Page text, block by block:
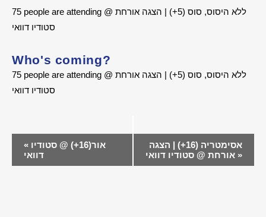
75 people are attending ללא היסוס, סוס (5+) | הצגה אורחת @
סטודיו דוואי
Who's coming?
75 people are attending ללא היסוס, סוס (5+) | הצגה אורחת @
סטודיו דוואי
NAVIGATION
«
דוואי
אסימטריה (16+) | הצגה
»